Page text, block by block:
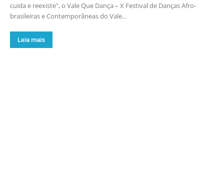
cuida e reexiste", o Vale Que Dança – X Festival de Danças Afro-
brasileiras e Contemporâneas do Vale...
Leia mais